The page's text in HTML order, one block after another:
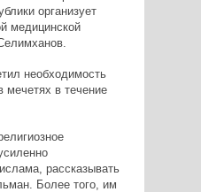
организует
медицинской
необходимость
мечетях в течение
рассказывать
Более того, им